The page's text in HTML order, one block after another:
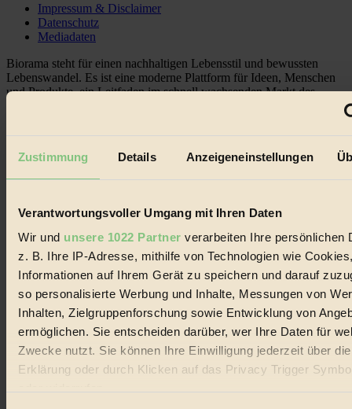
Zustimmung Details Anzeigeneinstellungen
Verantwortungsvoller Umgang mit Ihren Daten
Wir und unsere 1022 Partner verarbeiten Ihre persönlichen
z. B. Ihre IP-Adresse, mithilfe von Technologien wie
Informationen auf Ihrem Gerät zu speichern und darauf
so personalisierte Werbung und Inhalte, Messungen von
Inhalten, Zielgruppenforschung sowie Entwicklung von
ermöglichen. Sie entscheiden darüber, wer Ihre Daten für
Zwecke nutzt. Sie können Ihre Einwilligung jederzeit über
Erklärung oder durch Klicken auf das Privacy Trigger
Impressum & Disclaimer
Datenschutz
Mediadaten
Biorama steht für einen nachhaltigen Lebensstil und bewussten
Lebenswandel. Es ist eine moderne Plattform für Ideen, Menschen
und Produkte, ein Leitfaden im schnell wachsenden Markt des
22.601 Fans auf Facebook
Nachhaltigkeit
Vegan